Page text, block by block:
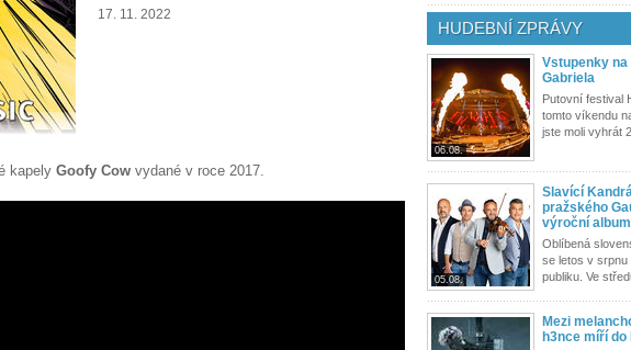
17. 11. 2022
kapely Goofy Cow vydané v roce 2017.
HUDEBNÍ ZPRÁVY
06.08.
Vstupenky
Gabriela
Putovní festival
tomto víkendu
jste moli vyhrát
05.08.
Slavící
pražského
výroční album
Oblíbená
se letos v
publiku. Ve
Mezi
h3nce míří do